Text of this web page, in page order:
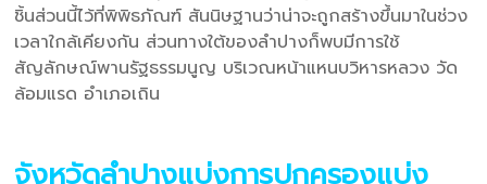
ชิ้นส่วนนี้ไว้ที่พิพิธภัณฑ์ สันนิษฐานว่าน่าจะถูกสร้างขึ้นมาในช่วง
เวลาใกล้เคียงกัน ส่วนทางใต้ของลำปางก็พบมีการใช้
สัญลักษณ์พานรัฐธรรมนูญ บริเวณหน้าแหนบวิหารหลวง วัด
ล้อมแรด อำเภอเถิน
จังหวัดลำปางแบ่งการปกครองแบ่ง